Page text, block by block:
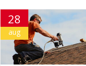
28
aug